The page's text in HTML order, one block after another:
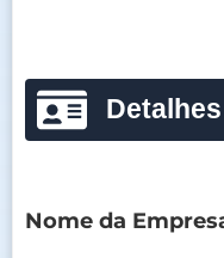
Nome da